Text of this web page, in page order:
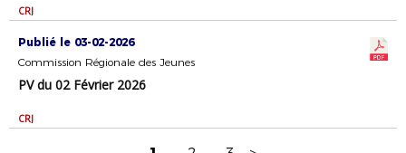
CRJ
Publié le 03-02-2026
Commission Régionale des Jeunes
PV du 02 Février 2026
CRJ